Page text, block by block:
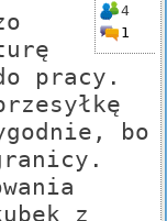
4
1
pracy.
bo
z